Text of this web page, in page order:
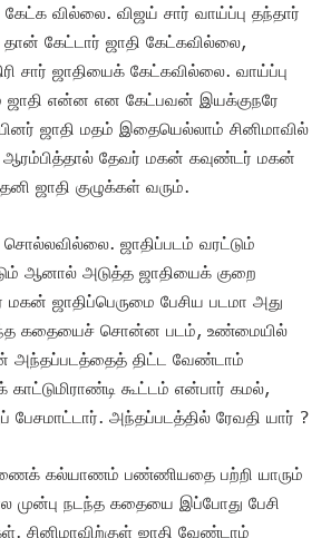
வில்லை. விஜய் சார் வாய்ப்பு தந்தார்
கேட்டார் ஜாதி கேட்கவில்லை,
சார் ஜாதியைக் கேட்கவில்லை. வாய்ப்பு
ஜாதி என்ன என கேட்பவன் இயக்குநரே
ஜாதி மதம் இதையெல்லாம் சினிமாவில்
ஆரம்பித்தால் தேவர் மகன் கவுண்டர் மகன்
ஜாதி குழுக்கள் வரும்.
ஜாதிப்படம் வரட்டும்
ஆனால் அடுத்த ஜாதியைக் குறை
ஜாதிப்பெருமை பேசிய படமா அது
கதையைச் சொன்ன படம், உண்மையில்
அந்தப்படத்தைத் திட்ட வேண்டாம்
கூட்டம் என்பார் கமல்,
பேசமாட்டார். அந்தப்படத்தில் ரேவதி யார் ?
கல்யாணம் பண்ணியதை பற்றி யாரும்
முன்பு நடந்த கதையை இப்போது பேசி
சினிமாவிற்குள் ஜாதி வேண்டாம்